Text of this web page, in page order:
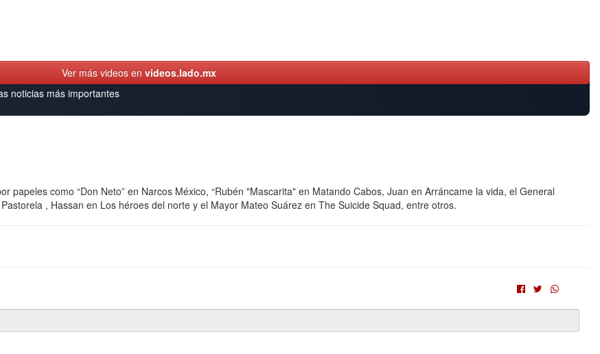
Ver más videos en videos.lado.mx
noticias más importantes
como “Don Neto” en Narcos México, “Rubén "Mascarita" en Matando Cabos, Juan en Arráncame la vida, el General
, Hassan en Los héroes del norte y el Mayor Mateo Suárez en The Suicide Squad, entre otros.